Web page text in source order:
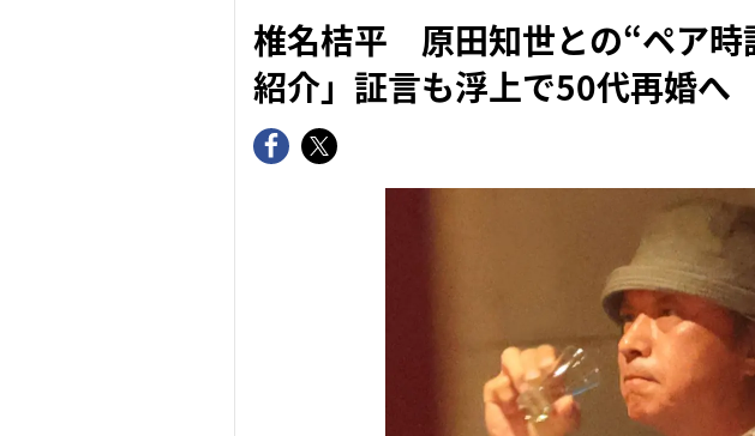
椎名桔平 原田知世との“ペア時
紹介」証言も浮上で50代再婚へ